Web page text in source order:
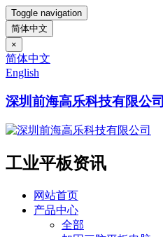
Toggle navigation
简体中文
×
简体中文
English
深圳前海高乐科技有限公司
工业平板资讯
网站首页
产品中心
全部